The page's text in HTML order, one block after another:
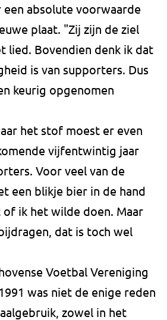
absolute voorwaarde
plaat. "Zij zijn de ziel
lied. Bovendien denk ik dat
is van supporters. Dus
keurig opgenomen
het stof moest er even
vijfentwintig jaar
Voor veel van de
een blikje bier in de hand
of ik het wilde doen. Maar
dat is toch wel
Voetbal Vereniging
was niet de enige reden
zowel in het